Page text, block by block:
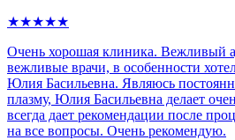
★★★★★
Очень хорошая клиника. Вежливый
вежливые врачи, в особенности
Юлия Басильевна. Являюсь
плазму, Юлия Басильевна делает
всегда дает рекомендации после
на все вопросы. Очень рекомендую.